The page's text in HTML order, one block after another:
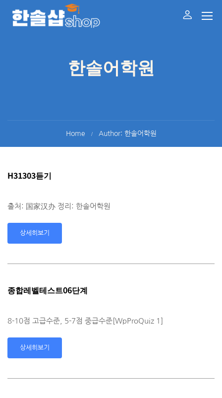
한솔어학원
Home Author: 한솔어학원
H31303듣기
출처: 国家汉办 정리: 한솔어학원
상세히보기
종합레벨테스트06단계
8-10점 고급수준, 5-7점 중급수준[WpProQuiz 1]
상세히보기